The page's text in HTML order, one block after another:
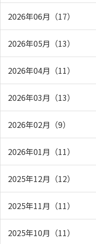
2026年06月（17）
2026年05月（13）
2026年04月（11）
2026年03月（13）
2026年02月（9）
2026年01月（11）
2025年12月（12）
2025年11月（11）
2025年10月（11）